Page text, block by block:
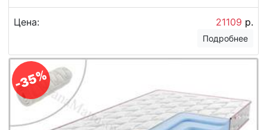
Цена: 21109 р.
Подробнее
-35%